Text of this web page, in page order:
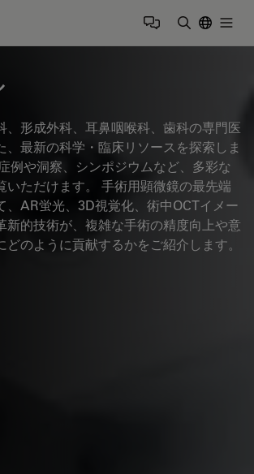
Logo
、形成外科、耳鼻咽喉科、歯科の専門医
、最新の科学・臨床リソースを探索しま
例や洞察、シンポジウムなど、多彩な
いただけます。 手術用顕微鏡の最先端
、AR蛍光、3D視覚化、術中OCTイメー
新的技術が、複雑な手術の精度向上や意
どのように貢献するかをご紹介します。